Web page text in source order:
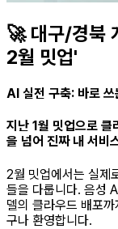
🚀 대구/경북
2월 밋업'
AI 실전 구축: 바로
지난 1월 밋업으로
을 넘어 진짜 내 서비
2월 밋업에서는 실제
들을 다룹니다. 음성
델의 클라우드 배포
구나 환영합니다.